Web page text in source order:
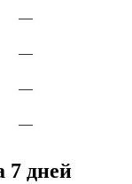
—
—
—
—
7 дней